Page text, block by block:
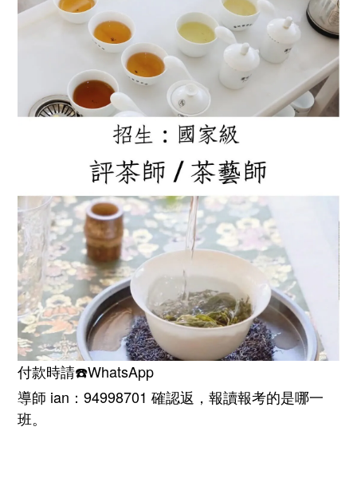
付款時請☎️WhatsApp
導師 ian：94998701 確認返，報讀報考的是哪一
班。